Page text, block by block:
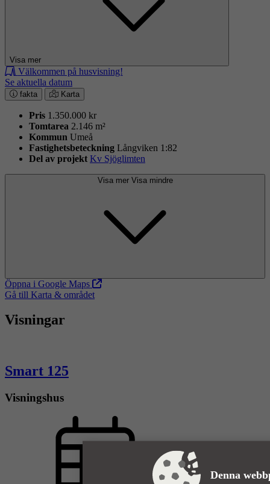
Denna
Visa mer
Välkommen på husvisning!
Se aktuella datum
fakta Karta
Pris 1.350.000 kr
Tomtarea 2.146 m²
Kommun Umeå
Fastighets­beteckning Långviken 1:82
Del av projekt Kv Sjöglimten
Visa mer Visa mindre
Öppna i Google Maps
Gå till Karta & området
Visningar
Smart 125
Visningshus